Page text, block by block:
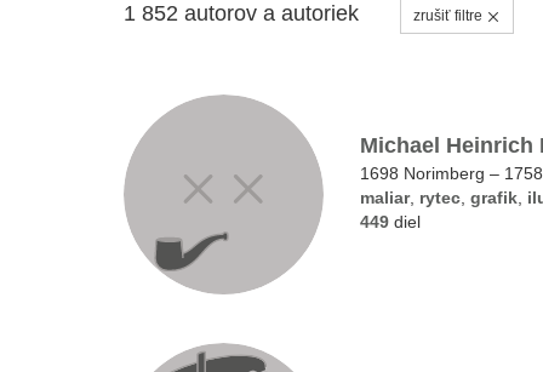
1 852 autorov a autoriek zrušiť filtre
Michael Heinrich
1698 Norimberg –
maliar, rytec, grafik,
449 diel